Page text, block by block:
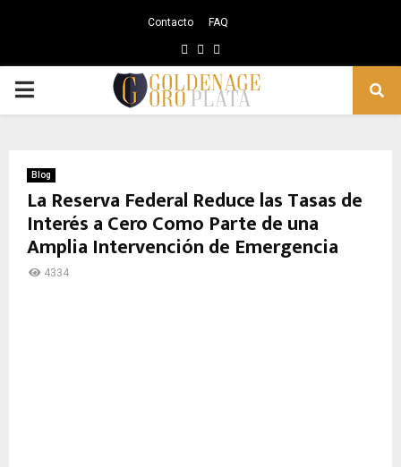
Contacto FAQ
Facebook
Instagram
PRIMARY
Blog
La Reserva Federal Reduce las Tasas de
Interés a Cero Como Parte de una
Amplia Intervención de Emergencia
4334